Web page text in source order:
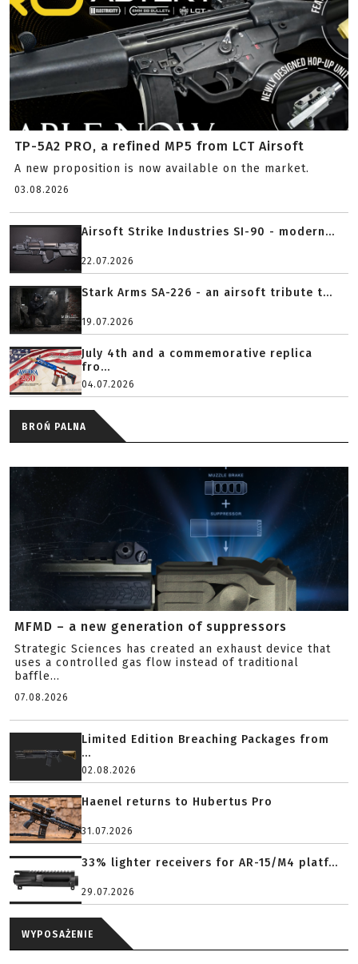
TP-5A2 PRO, a refined MP5 from LCT Airsoft
A new proposition is now available on the market.
03.08.2026
Airsoft Strike Industries SI-90 - modern...
22.07.2026
Stark Arms SA-226 - an airsoft tribute t...
19.07.2026
July 4th and a commemorative replica
fro...
04.07.2026
BROŃ PALNA
MFMD – a new generation of suppressors
Strategic Sciences has created an exhaust device that
uses a controlled gas flow instead of traditional
baffle...
07.08.2026
Limited Edition Breaching Packages from
...
02.08.2026
Haenel returns to Hubertus Pro
31.07.2026
33% lighter receivers for AR-15/M4 platf...
29.07.2026
WYPOSAŻENIE